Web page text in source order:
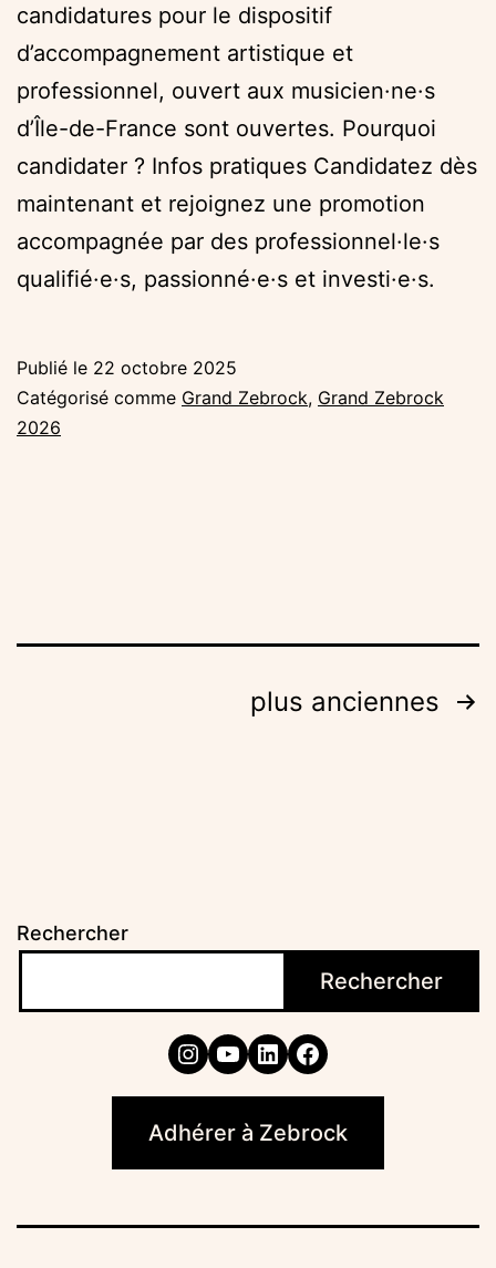
candidatures pour le dispositif
d’accompagnement artistique et
professionnel, ouvert aux musicien·ne·s
d’Île-de-France sont ouvertes. Pourquoi
candidater ? Infos pratiques Candidatez dès
maintenant et rejoignez une promotion
accompagnée par des professionnel·le·s
qualifié·e·s, passionné·e·s et investi·e·s.
Publié le 22 octobre 2025
Catégorisé comme Grand Zebrock, Grand Zebrock
2026
plus anciennes
Rechercher
Rechercher
Instagram
YouTube
LinkedIn
Facebook
Adhérer à Zebrock